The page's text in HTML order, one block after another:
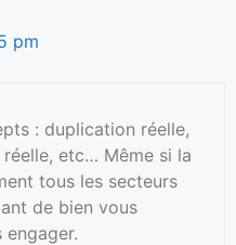
pm
: duplication réelle,
etc… Même si la
tous les secteurs
de bien vous
engager.